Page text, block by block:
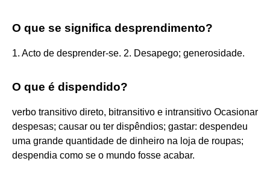
O que se significa desprendimento?
1. Acto de desprender-se. 2. Desapego; generosidade.
O que é dispendido?
verbo transitivo direto, bitransitivo e intransitivo Ocasionar
despesas; causar ou ter dispêndios; gastar: despendeu
uma grande quantidade de dinheiro na loja de roupas;
despendia como se o mundo fosse acabar.